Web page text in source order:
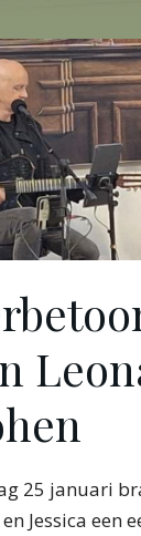
25 januari
Jessica een